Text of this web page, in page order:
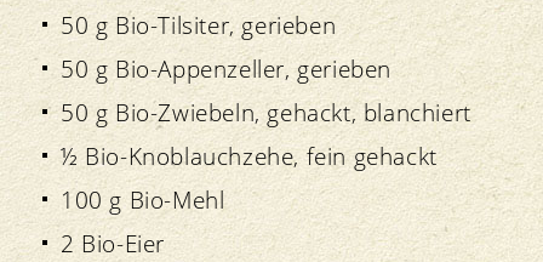
50 g Bio-Tilsiter, gerieben
50 g Bio-Appenzeller, gerieben
50 g Bio-Zwiebeln, gehackt, blanchiert
½ Bio-Knoblauchzehe, fein gehackt
100 g Bio-Mehl
2 Bio-Eier